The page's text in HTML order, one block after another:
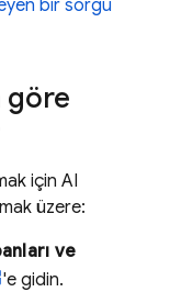
bir sorgu
göre
için AI
üzere:
ve
'e gidin.